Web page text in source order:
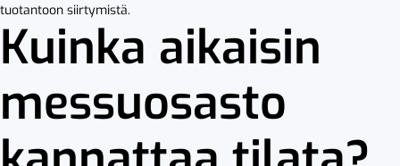
tuotantoon siirtymistä.
Kuinka aikaisin
messuosasto